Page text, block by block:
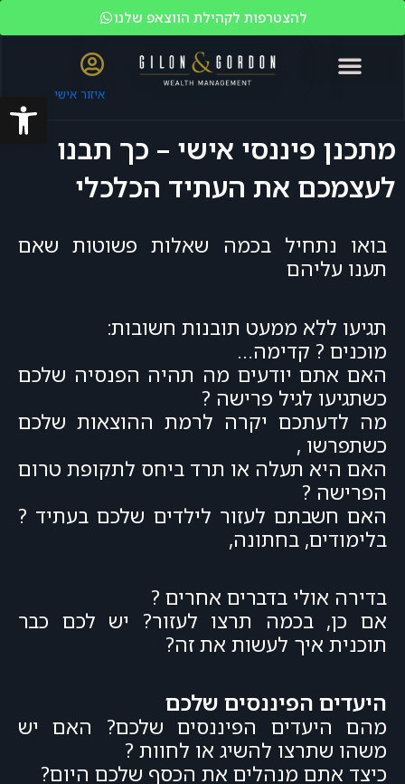
פתח
להצטרפות לקהילת הווצאפ שלנו
איזור אישי
מתכנן פיננסי אישי – כך תבנו
לעצמכם את העתיד הכלכלי
בואו נתחיל בכמה שאלות פשוטות שאם
תענו עליהם
תגיעו ללא ממעט תובנות חשובות:
מוכנים ? קדימה…
האם אתם יודעים מה תהיה הפנסיה שלכם
כשתגיעו לגיל פרישה ?
מה לדעתכם יקרה לרמת ההוצאות שלכם
כשתפרשו ,
האם היא תעלה או תרד ביחס לתקופת טרום
הפרישה ?
האם חשבתם לעזור לילדים שלכם בעתיד ?
בלימודים, בחתונה,
בדירה אולי בדברים אחרים ?
אם כן, בכמה תרצו לעזור? יש לכם כבר
תוכנית איך לעשות את זה?
היעדים הפיננסים שלכם
מהם היעדים הפיננסים שלכם? האם יש
משהו שתרצו להשיג או לחוות ?
כיצד אתם מנהלים את הכסף שלכם היום?